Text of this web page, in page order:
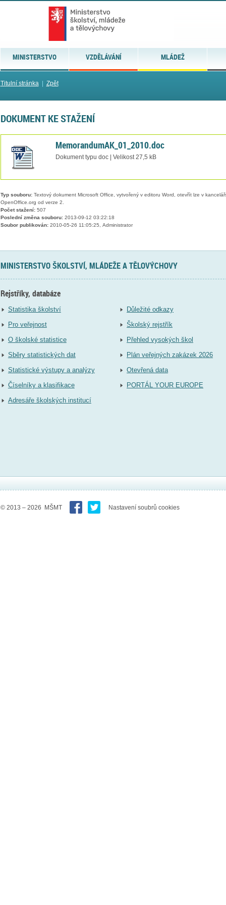
MINISTERSTVO VZDĚLÁVÁNÍ MLÁDEŽ
Titulní stránka| Zpět
DOKUMENT KE STAŽENÍ
MemorandumAK_01_2010.doc
Dokument typu doc | Velikost 27,5 kB
Typ souboru:Textový dokument Microsoft Office, vytvořený v editoru Word, otevřít lze v
OpenOffice.org od verze 2.
Počet stažení:507
Poslední změna souboru:2013-09-12 03:22:18
Soubor publikován:2010-05-26 11:05:25, Administrator
MINISTERSTVO ŠKOLSTVÍ, MLÁDEŽE A TĚLOVÝCHOVY
Rejstříky, databáze
Statistika školství
Pro veřejnost
O školské statistice
Sběry statistických dat
Statistické výstupy a analýzy
Číselníky a klasifikace
Adresáře školských institucí
Důležité odkazy
Školský rejstřík
Přehled vysokých škol
Plán veřejných zakázek 2026
Otevřená data
PORTÁL YOUR EUROPE
© 2013 – 2026 MŠMT Nastavení soubrů cookies